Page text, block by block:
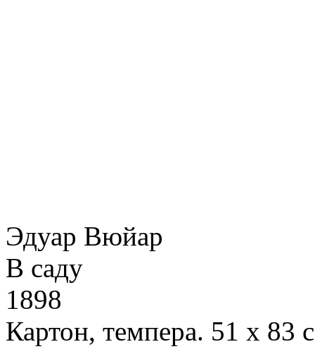
Эдуар Вюйар
В саду
1898
Картон, темпера. 51 х 83